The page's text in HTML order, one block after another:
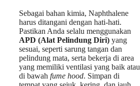
Sebagai bahan kimia, Naphthalene
harus ditangani dengan hati-hati.
Pastikan Anda selalu menggunakan
APD (Alat Pelindung Diri) yang
sesuai, seperti sarung tangan dan
pelindung mata, serta bekerja di area
yang memiliki ventilasi yang baik atau
di bawah fume hood. Simpan di